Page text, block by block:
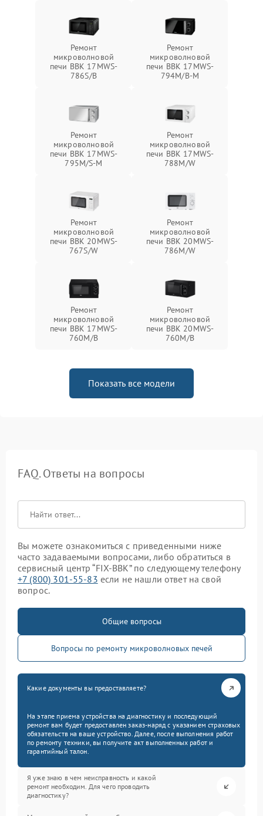
Ремонт
микроволновой
печи BBK 17MWS-
786S/B
Ремонт
микроволновой
печи BBK 17MWS-
794M/B-M
Ремонт
микроволновой
печи BBK 17MWS-
795M/S-M
Ремонт
микроволновой
печи BBK 17MWS-
788M/W
Ремонт
микроволновой
печи BBK 20MWS-
767S/W
Ремонт
микроволновой
печи BBK 20MWS-
786M/W
Ремонт
микроволновой
печи BBK 17MWS-
760M/B
Ремонт
микроволновой
печи BBK 20MWS-
760M/B
Показать все модели
FAQ. Ответы на вопросы
Вы можете ознакомиться с приведенными ниже
часто задаваемыми вопросами, либо обратиться в
сервисный центр “FIX-BBK” по следующему телефону
+7 (800) 301-55-83 если не нашли ответ на свой
вопрос.
Общие вопросы
Вопросы по ремонту микроволновых печей
Какие документы вы предоставляете?
На этапе приема устройства на диагностику и последующий
ремонт вам будет предоставлен заказ-наряд с указанием страховых
обязательств на ваше устройство. Далее, после выполнения работ
по ремонту техники, вы получите акт выполненных работ и
гарантийный талон.
Я уже знаю в чем неисправность и какой
ремонт необходим. Для чего проводить
диагностику?